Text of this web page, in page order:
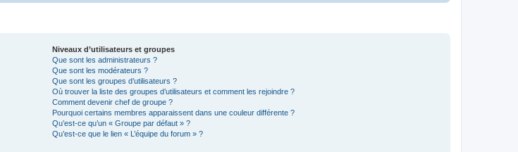
Niveaux d’utilisateurs et groupes
Que sont les administrateurs ?
Que sont les modérateurs ?
Que sont les groupes d’utilisateurs ?
Où trouver la liste des groupes d’utilisateurs et comment les rejoindre ?
Comment devenir chef de groupe ?
Pourquoi certains membres apparaissent dans une couleur différente ?
Qu’est-ce qu’un « Groupe par défaut » ?
Qu’est-ce que le lien « L’équipe du forum » ?